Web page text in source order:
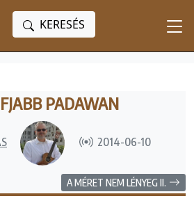
KERESÉS
PADAWAN
2014-06-10
A MÉRET NEM LÉNYEG II.